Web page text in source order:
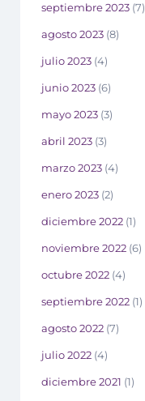
septiembre 2023 (7)
agosto 2023 (8)
julio 2023 (4)
junio 2023 (6)
mayo 2023 (3)
abril 2023 (3)
marzo 2023 (4)
enero 2023 (2)
diciembre 2022 (1)
noviembre 2022 (6)
octubre 2022 (4)
septiembre 2022 (1)
agosto 2022 (7)
julio 2022 (4)
diciembre 2021 (1)